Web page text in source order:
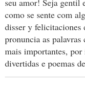
seu amor! Seja gentil
como se sente com
disser y felicitaciones
pronuncia as
mais importantes, por
divertidas e poemas